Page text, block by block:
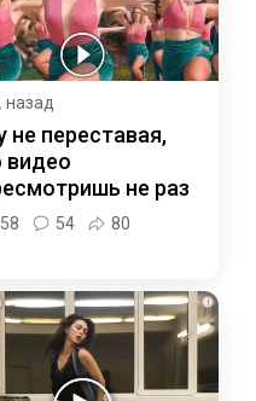
назад
не переставая,
видео
не раз
54 80
i